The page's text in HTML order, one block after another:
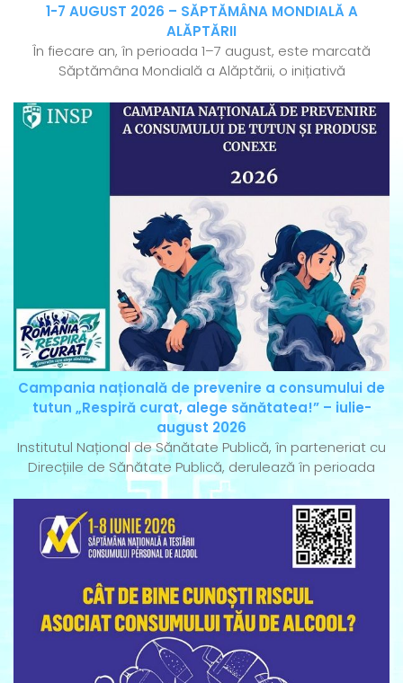
1-7 AUGUST 2026 – SĂPTĂMÂNA MONDIALĂ A
ALĂPTĂRII
În fiecare an, în perioada 1–7 august, este marcată
Săptămâna Mondială a Alăptării, o inițiativă
Campania națională de prevenire a consumului de
tutun „Respiră curat, alege sănătatea!” – iulie-
august 2026
Institutul Național de Sănătate Publică, în parteneriat cu
Direcțiile de Sănătate Publică, derulează în perioada